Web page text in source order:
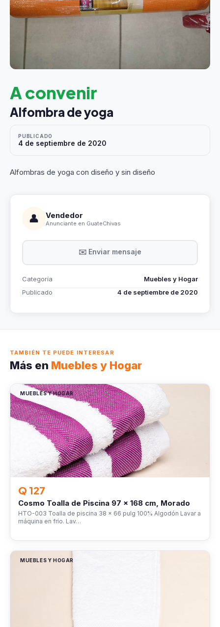
A convenir
Alfombra de yoga
PUBLICADO
4 de septiembre de 2020
Alfombras de yoga con diseño y sin diseño
👤 Vendedor
Anunciante en GuateChivas
✉️ Enviar mensaje
Categoría
Muebles y Hogar
Publicado
4 de septiembre de 2020
TAMBIÉN TE PUEDE INTERESAR
Más en Muebles y Hogar
MUEBLES Y HOGAR
Q 127
Cosmo Toalla de Piscina 97 x 168 cm, Morado
HTO-003 Toalla de piscina 38 x 66 pulg 100% Algodón Lavar a
máquina en frío. Lav…
MUEBLES Y HOGAR